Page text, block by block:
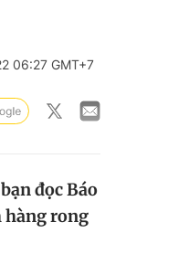
06:27 GMT+7
đọc Báo
hàng rong